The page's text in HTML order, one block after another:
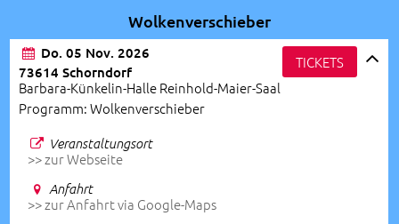
Wolkenverschieber
Do. 05 Nov. 2026
73614 Schorndorf
Barbara-Künkelin-Halle Reinhold-Maier-Saal
Programm: Wolkenverschieber
TICKETS
Veranstaltungsort
>> zur Webseite
Anfahrt
>> zur Anfahrt via Google-Maps